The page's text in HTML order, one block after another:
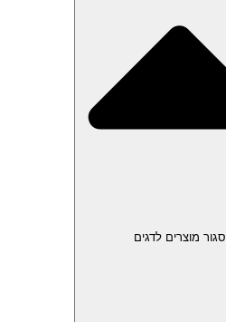
סגור מוצרים לדגים